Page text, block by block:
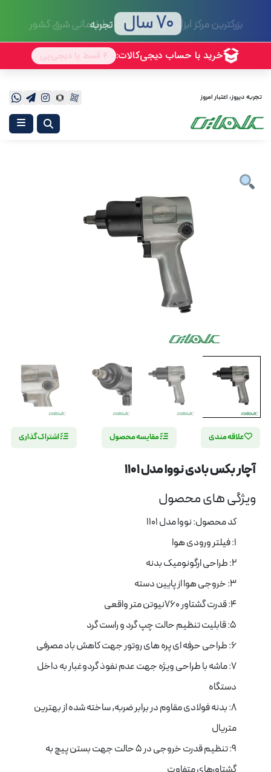
70 سال تجربه
تجربه دیروز، اعتبار امروز
علاقه مندی مقایسه محصول اشتراک گذاری
آچار بکس بادی نووا مدل 1101
ویژگی های محصول
کد محصول: نووا مدل 1101
1: فیلتر ورودی هوا
2: طراحی ارگونومیک بدنه
3: خروجی هوا از پایین دسته
4: قدرت گشتاور 760نیوتن متر واقعی
5: قابلیت تنظیم حالت چپ گرد و راست گرد
6: طراحی حرفه ای پره های روتور جهت کاهش باد مصرفی
7: ماشه با طراحی ویژه جهت عدم نفوذ گردوغبار به داخل
دستگاه
8: بدنه فولادی مقاوم در برابر ضربه, ساخته شده از بهترین
متریال
9: تنظیم قدرت خروجی در 5 حالت جهت بستن پیچ به